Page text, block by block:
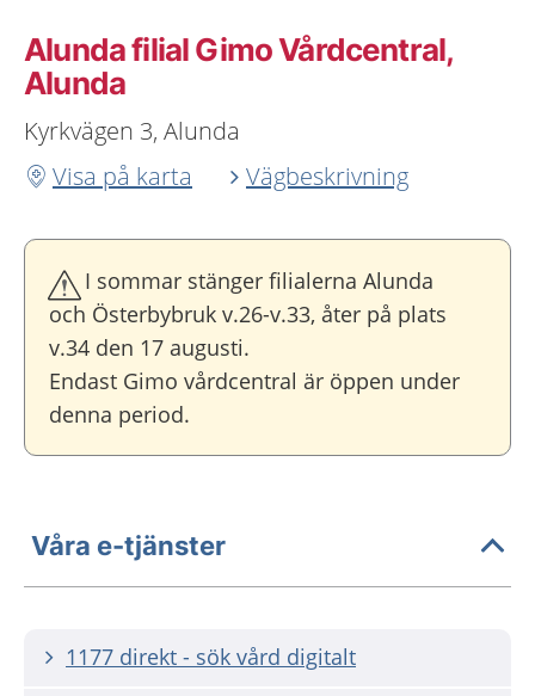
Alunda filial Gimo Vårdcentral,
Alunda
Kyrkvägen 3, Alunda
Visa på karta
Vägbeskrivning
I sommar stänger filialerna Alunda
och Österbybruk v.26-v.33, åter på plats
v.34 den 17 augusti.
Endast Gimo vårdcentral är öppen under
denna period.
Våra e-tjänster
1177 direkt - sök vård digitalt